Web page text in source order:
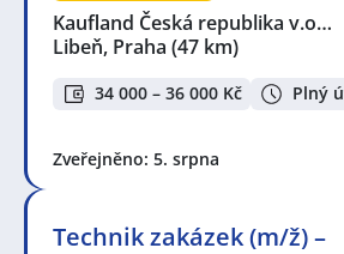
Kaufland Česká republika v.o…
Libeň, Praha (47 km)
34 000 – 36 000 Kč Plný
Zveřejněno: 5. srpna
Technik zakázek (m/ž) –